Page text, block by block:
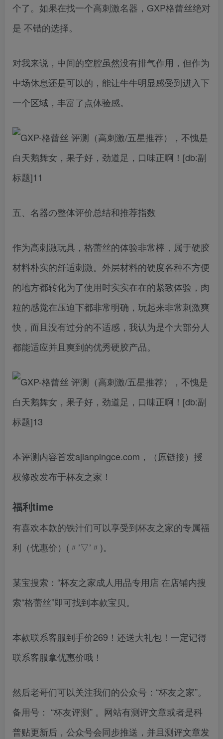
个了。如果在找一个高刺激名器，GXP格蕾丝绝对
是 不错的选择。
对我来说，中间的空腔虽然没有排气作用，但作为
中场休息还是可以的，能让牛牛明显感受到进入下
一个区域，丰富了点体验感。
五、名器の整体评价总结和推荐指数
作为高刺激玩具，格蕾丝的体验非常棒，属于硬胶
材料朴实的舒适刺激。外层材料的硬度各种不方便
的地方都转化为了使用时实实在在的紧致体验，肉
粒的感觉在压迫下都非常明确，玩起来非常刺激爽
快，而且没有过分的不适感，我认为是个大部分人
都能适应并且爽到的优秀硬胶产品。
本评测内容首发ajianpingce.com，（原链接）授
权修改发布于杯友之家！
福利time
有喜欢本款的铁汁们可以享受到杯友之家的专属福
利（优惠价）(〃’▽’〃)。
某宝搜索：“杯友之家成人用品专用店 在店铺内搜
索“格蕾丝”即可找到本款宝贝。
本款联系客服到手价269！还送大礼包！一定记得
联系客服拿优惠价哦！
然后老哥们可以关注我们的公众号：“杯友之家”。
备用号： “杯友评测” 。网站有测评文章或者是科
普贴更新后，公众号会同步推送，并且测评文章发